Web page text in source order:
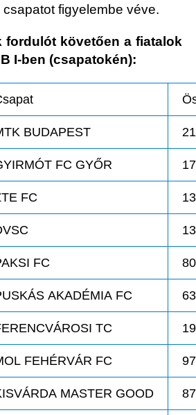
csapatot figyelembe véve.
fordulót követően a fiatalok
I-ben (csapatokén):
BUDAPEST
FC GYŐR
FC
FC
AKADÉMIA FC
TC
FEHÉRVÁR FC 97
MASTER GOOD 87